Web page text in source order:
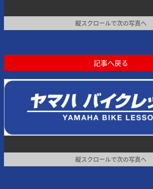
縦スクロールで次の写真へ
記事へ戻る
縦スクロールで次の写真へ